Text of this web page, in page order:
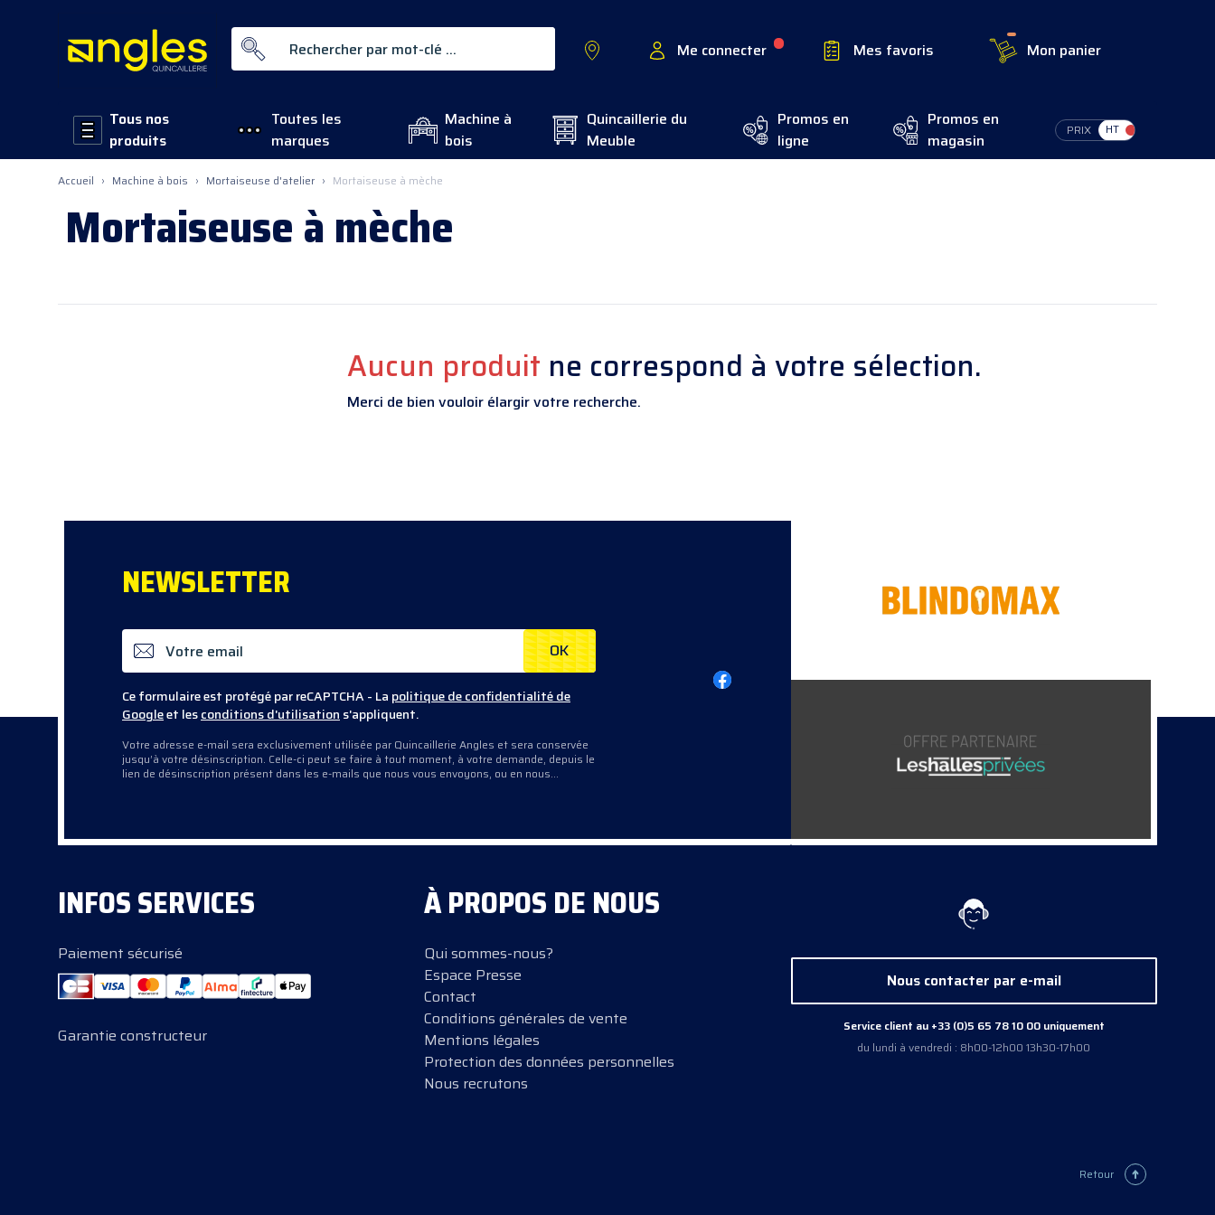
Rechercher par mot-clé ... Me connecter Mes favoris Mon panier
Tous nos
produits
Toutes les
marques
Machine à
bois
Quincaillerie du
Meuble
Promos en
ligne
Promos en
magasin
PRIX Switch Tax
Accueil › Machine à bois › Mortaiseuse d'atelier › Mortaiseuse à mèche
Mortaiseuse à mèche
Aucun produit ne correspond à votre sélection.
Merci de bien vouloir élargir votre recherche.
NEWSLETTER
OK
Ce formulaire est protégé par reCAPTCHA - La politique de confidentialité de
Googleet lesconditions d'utilisation s'appliquent.
Votre adresse e-mail sera exclusivement utilisée par Quincaillerie Angles et sera conservée
jusqu’à votre désinscription. Celle-ci peut se faire à tout moment, à votre demande, depuis le
lien de désinscription présent dans les e-mails que nous vous envoyons, ou en nous
INFOS SERVICES
Paiement sécurisé
Garantie constructeur
À PROPOS DE NOUS
Qui sommes-nous?
Espace Presse
Contact
Conditions générales de vente
Mentions légales
Protection des données personnelles
Nous recrutons
Nous contacter par e-mail
Service client au +33 (0)5 65 78 10 00 uniquement
du lundi à vendredi : 8h00-12h00 13h30-17h00
Retour